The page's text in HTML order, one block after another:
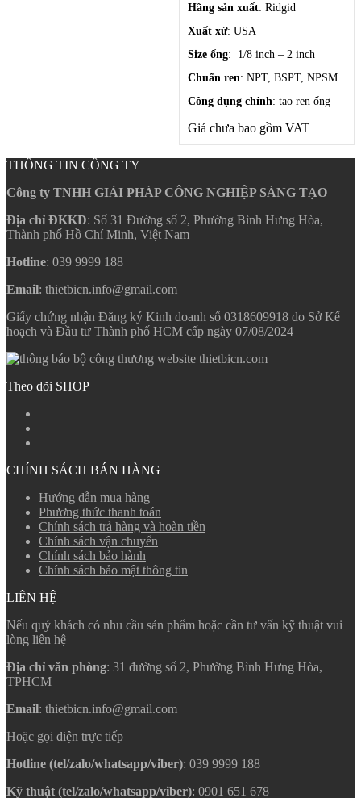
Hãng sản xuất: Ridgid
Xuất xứ: USA
Size ống: 1/8 inch – 2 inch
Chuẩn ren: NPT, BSPT, NPSM
Công dụng chính: tao ren ống
Giá chưa bao gồm VAT
Bộ tạo ren ống
bằng tay 1/8-2inch
Liên hệ
THÔNG TIN CÔNG TY
Công ty TNHH GIẢI PHÁP CÔNG NGHIỆP SÁNG TẠO
Địa chỉ ĐKKD: Số 31 Đường số 2, Phường Bình Hưng Hòa,
Thành phố Hồ Chí Minh, Việt Nam
Hotline: 039 9999 188
Email: thietbicn.info@gmail.com
Giấy chứng nhận Đăng ký Kinh doanh số 0318609918 do Sở Kế
hoạch và Đầu tư Thành phố HCM cấp ngày 07/08/2024
Theo dõi SHOP
CHÍNH SÁCH BÁN HÀNG
Hướng dẫn mua hàng
Phương thức thanh toán
Chính sách trả hàng và hoàn tiền
Chính sách vận chuyển
Chính sách bảo hành
Chính sách bảo mật thông tin
LIÊN HỆ
Nếu quý khách có nhu cầu sản phẩm hoặc cần tư vấn kỹ thuật vui
lòng liên hệ
Địa chỉ văn phòng: 31 đường số 2, Phường Bình Hưng Hòa,
TPHCM
Email: thietbicn.info@gmail.com
Hoặc gọi điện trực tiếp
Hotline (tel/zalo/whatsapp/viber): 039 9999 188
Kỹ thuật (tel/zalo/whatsapp/viber): 0901 651 678